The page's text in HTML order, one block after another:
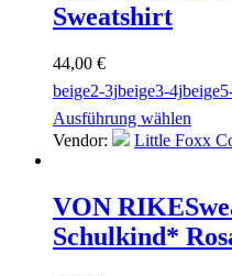
Sweatshirt
44,00 €
beige2-3jbeige3-4jbeige
Ausführung wählen
Vendor:
Little Foxx
VON RIKE
Schulkind*